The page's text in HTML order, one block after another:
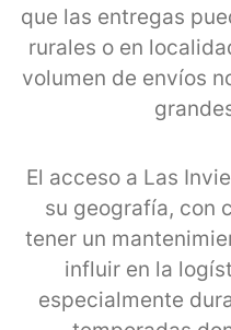
que las entregas
rurales o en
volumen de envíos
El acceso a Las
su geografía, con
tener un
influir en la
especialmente